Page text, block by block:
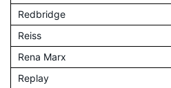
Redbridge
Reiss
Rena Marx
Replay